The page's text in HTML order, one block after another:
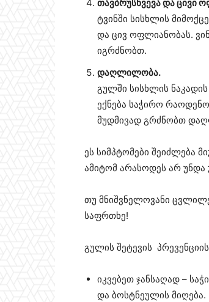
თავბრუსხვევა და ცივი
ტვინში სისხლის
და ცივ ოფლიანობას.
იგრძნობთ.
დაღლილობა.
გულში სისხლის
ექნება საჭირო
მუდმივად გრძნობთ
ეს სიმპტომები შეიძლება
ამიტომ არასოდეს არ
თუ მნიშვნელოვანი
საფრთხე!
გულის შეტევის
იკვებეთ ჯანსაღად –
და ბოსტნეულის მიღება.